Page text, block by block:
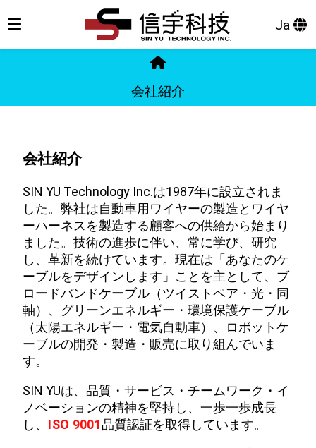
Ja
会社紹介
会社紹介
SIN YU Technology Inc.は1987年に設立されま
した。弊社は自動車用ワイヤーの製造とワイヤ
ーハーネスを製造する顧客への供給から始まり
ました。技術の進歩に伴い、常に学び、研究
し、革新を続けています。現在は「あなたのケ
ーブルをデザインします」ことを主として、ブ
ロードバンドケーブル（ツイストペア・光・同
軸）、グリーンエネルギー・環境保護ケーブル
（太陽エネルギー・電気自動車）、ロボットケ
ーブルの開発・製造・販売に取り組んでいま
す。
SIN YUは、品質・サービス・チームワーク・イ
ノベーションの精神を堅持し、一歩一歩成長
し、 ISO 9001品質認証を取得しています。